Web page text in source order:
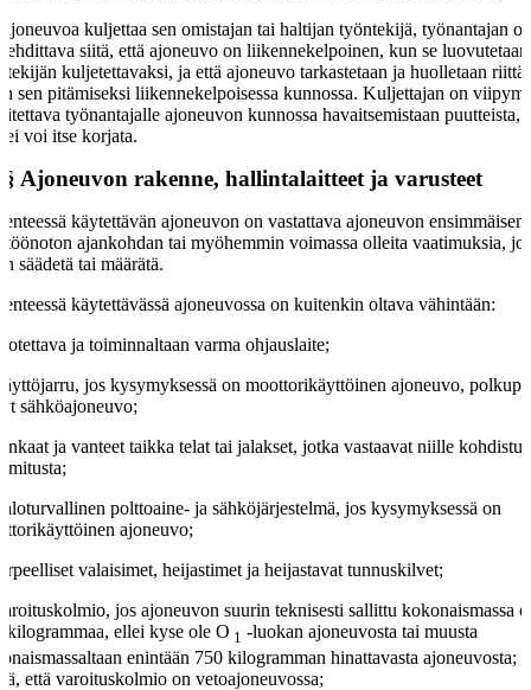
ajoneuvoa kuljettaa sen omistajan tai haltijan työntekijä, työnantajan
siitä, että ajoneuvo on liikennekelpoinen, kun se luovutetaan
kuljetettavaksi, ja että ajoneuvo tarkastetaan ja huolletaan
sen pitämiseksi liikennekelpoisessa kunnossa. Kuljettajan on
työnantajalle ajoneuvon kunnossa havaitsemistaan puutteista,
ei voi itse korjata.
Ajoneuvon rakenne, hallintalaitteet ja varusteet
käytettävän ajoneuvon on vastattava ajoneuvon ensimmäisen
ajankohdan tai myöhemmin voimassa olleita vaatimuksia,
säädetä tai määrätä.
käytettävässä ajoneuvossa on kuitenkin oltava vähintään:
ja toiminnaltaan varma ohjauslaite;
jos kysymyksessä on moottorikäyttöinen ajoneuvo,
sähköajoneuvo;
ja vanteet taikka telat tai jalakset, jotka vastaavat niille
polttoaine- ja sähköjärjestelmä, jos kysymyksessä on
ajoneuvo;
valaisimet, heijastimet ja heijastavat tunnuskilvet;
jos ajoneuvon suurin teknisesti sallittu kokonaismassa
kilogrammaa, ellei kyse ole O 1 -luokan ajoneuvosta tai muusta
enintään 750 kilogramman hinattavasta ajoneuvosta;
että varoituskolmio on vetoajoneuvossa;